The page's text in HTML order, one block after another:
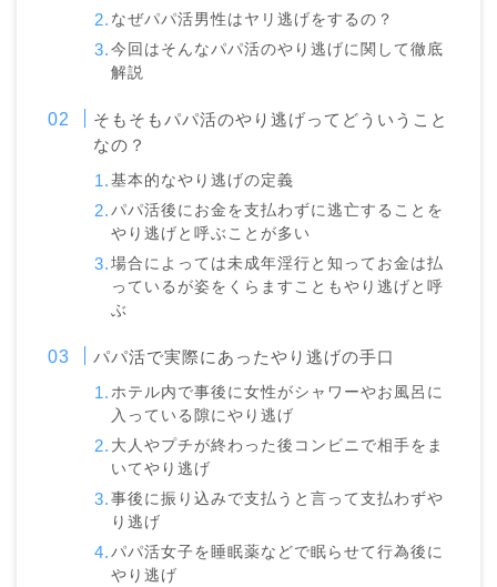
なぜパパ活男性はヤリ逃げをするの？
今回はそんなパパ活のやり逃げに関して徹底
解説
そもそもパパ活のやり逃げってどういうこと
なの？
基本的なやり逃げの定義
パパ活後にお金を支払わずに逃亡することを
やり逃げと呼ぶことが多い
場合によっては未成年淫行と知ってお金は払
っているが姿をくらますこともやり逃げと呼
ぶ
パパ活で実際にあったやり逃げの手口
ホテル内で事後に女性がシャワーやお風呂に
入っている隙にやり逃げ
大人やプチが終わった後コンビニで相手をま
いてやり逃げ
事後に振り込みで支払うと言って支払わずや
り逃げ
パパ活女子を睡眠薬などで眠らせて行為後に
やり逃げ